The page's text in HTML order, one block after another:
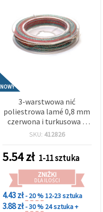
NOWY
3-warstwowa nić
poliestrowa lamé 0,8 mm
czerwona i turkusowa –
mocny, dekoracyjny
10 m rolka
SKU: 412826
5.54zł 1-11 sztuka
ZNIŻKI
DLA ILOŚCI
4.43 zł- 20 %12-23 sztuka
3.88 zł- 30 % 24 sztuka +